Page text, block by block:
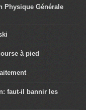
Physique Générale
à pied
faut-il bannir les